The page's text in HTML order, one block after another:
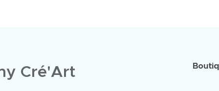
Cré'Art